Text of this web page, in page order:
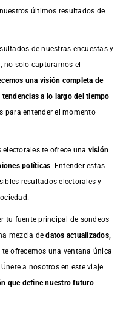
últimos resultados de
de nuestras encuestasy
no solo capturamos el
una visión completa de
a lo largo del tiempo
para entender el momento
te ofrece una visión
políticas. Entender estas
resultados electorales y
tu fuente principal de sondeos
mezcla dedatos actualizados,
, te ofrecemos una ventana única
a nosotros en este viaje
que define nuestro futuro